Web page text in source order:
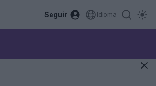
Seguir Idioma